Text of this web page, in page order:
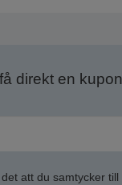
direkt en
att du samtycker